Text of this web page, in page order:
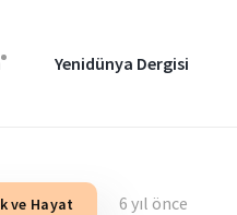
Yenidünya Dergisi
ve Hayat 6 yıl önce